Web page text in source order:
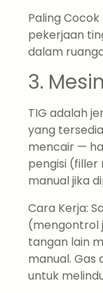
Paling
pekerjaan
dalam
3.
TIG adalah
yang
mencair —
pengisi
manual jika
Cara Kerja:
(mengontrol
tangan lain
manual.
untuk